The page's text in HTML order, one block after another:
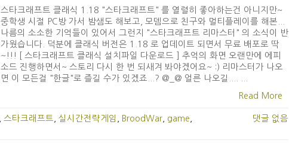
스타크래프트 클래식 1.18 "스타크래프트" 를 열렬히 좋아하는건 아니지만~
중학생 시절 PC방 가서 밤샘도 해보고, 모뎀으로 친구와 멀티플레이를 해본...
나름의 소소한 기억들이 있어서 그런지 "스타크래프트 리마스터" 의 소식이 반
가웠습니다. 덕분에 클래식 버전은 1.18 로 업데이트 되면서 무료 배포로 딱
~!!! [ 스타크래프트 클래식 설치파일 다운로드 ] 추억의 화면 오랜만에 에피
소드 진행하면서~ 스토리 다시 한 번 되새겨 봐야겠어요~ :) 리마스터가 나오
면 이 모든걸 "한글"로 즐길 수가 있겠죠...? @_@ 얼른 나오길.... ...
Read More
스타크래프트 실시간전략게임 BroodWar game 댓글 없음